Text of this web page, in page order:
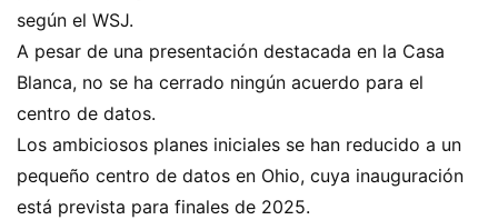
según el WSJ.
A pesar de una presentación destacada en la Casa
Blanca, no se ha cerrado ningún acuerdo para el
centro de datos.
Los ambiciosos planes iniciales se han reducido a un
pequeño centro de datos en Ohio, cuya inauguración
está prevista para finales de 2025.